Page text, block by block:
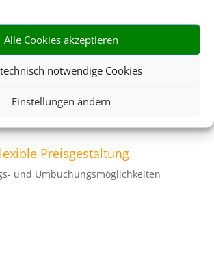
Alle Cookies akzeptieren
notwendige Cookies
Einstellungen ändern
Transportpflicht
in der Regel zum angegebenen
Z
Preisgestaltung
und Umbuchungsmöglichkeiten